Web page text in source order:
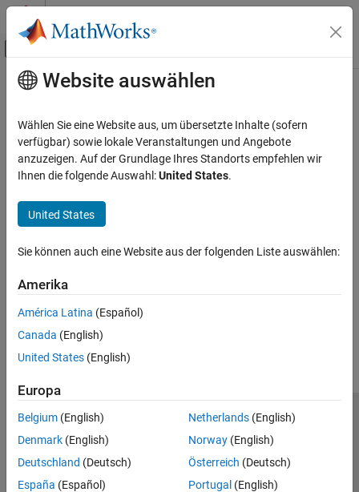
Weiter zum Inhalt
Umschaltung für Off-Canvas-
Startseite der Dokumentation
Hauptinhalt
How useful was this information?
Website auswählen
Wählen Sie eine Website aus, um übersetzte Inhalte (sofern
verfügbar) sowie lokale Veranstaltungen und Angebote
anzuzeigen. Auf der Grundlage Ihres Standorts empfehlen wir
Ihnen die folgende Auswahl:United States.
United States
Sie können auch eine Website aus der folgenden Liste auswählen:
Amerika
América Latina (Español)
Canada (English)
United States (English)
Europa
Belgium (English)
Denmark (English)
Deutschland (Deutsch)
España (Español)
Netherlands(English)
Norway(English)
Österreich (Deutsch)
Portugal (English)
Trust Center
Datenschutz-Richtlinien
Datendiebstahl verhindern
Status von Anwendungen
© 1994-2026 The MathWorks, Inc.